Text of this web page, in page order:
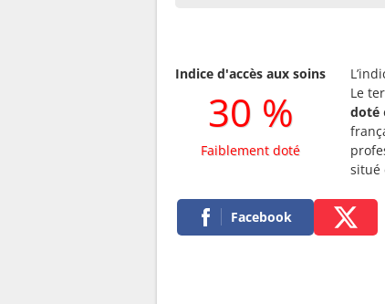
Indice d'accès aux soins
30 %
Faiblement doté
Le
doté
situé
Facebook